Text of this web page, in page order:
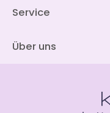
Service
Über uns